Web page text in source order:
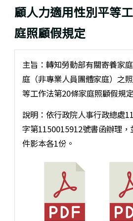
顧人力適用性別平等
庭照顧假規定
主旨：轉知勞動部有關寄養家
庭（非專業人員團體家庭）之
等工作法第20條家庭照顧假規
說明：依行政院人事行政總處
字第1150015912號書函辦理
件影本各1份。